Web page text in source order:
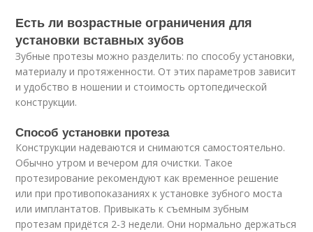
Есть ли возрастные ограничения для
установки вставных зубов
Зубные протезы можно разделить: по способу установки,
материалу и протяженности. От этих параметров зависит
и удобство в ношении и стоимость ортопедической
конструкции.
Способ установки протеза
Конструкции надеваются и снимаются самостоятельно.
Обычно утром и вечером для очистки. Такое
протезирование рекомендуют как временное решение
или при противопоказаниях к установке зубного моста
или имплантатов. Привыкать к съемным зубным
протезам придётся 2-3 недели. Они нормально держаться